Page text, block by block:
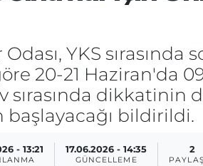
YKS
20-21 Haziran'da
dikkatinin
başlayacağı bildirildi.
- 13:21 17.06.2026 - 14:35
GÜNCELLEME
2